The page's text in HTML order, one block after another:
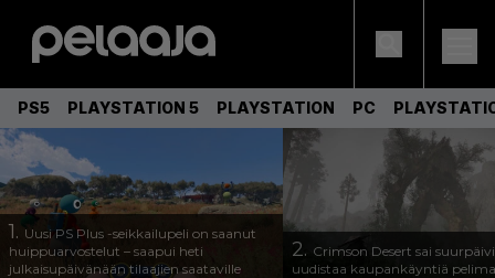
PS5 PLAYSTATION 5 PLAYSTATION PC
1. Uusi PS Plus -seikkailupeli on saanut
huippuarvostelut – saapui heti
julkaisupäivänään tilaajien saataville
2. Crimson Desert sai
uudistaa kaupankäyntiä